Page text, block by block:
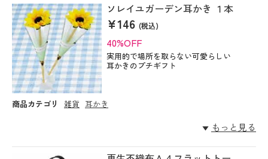
ソレイユガーデン耳かき １本
¥146(税込)
40%OFF
実用的で場所を取らない可愛らしい
耳かきのプチギフト
商品カテゴリ 雑貨 耳かき
もっと見る